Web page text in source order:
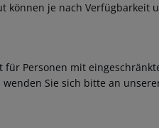
können je nach
für Personen mit
Sie sich bitte an